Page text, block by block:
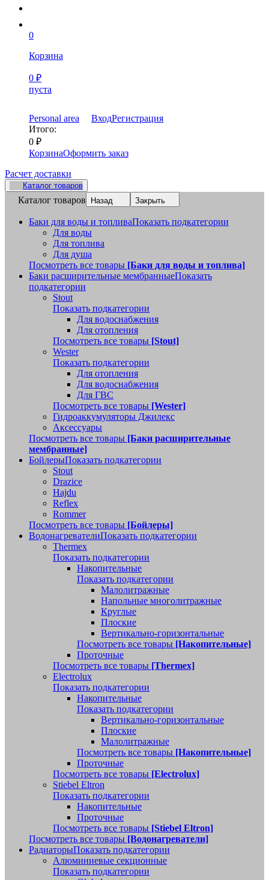
0
Корзина
0 ₽
пуста
Personal area ВходРегистрация
Итого:
0 ₽
КорзинаОформить заказ
Расчет доставки
Каталог товаров
Каталог товаров Назад Закрыть
Баки для воды и топливаПоказать подкатегории
Для воды
Для топлива
Для душа
Посмотреть все товары [Баки для воды и топлива]
Баки расширительные мембранныеПоказать
подкатегории
Stout
Показать подкатегории
Для водоснабжения
Для отопления
Посмотреть все товары [Stout]
Wester
Показать подкатегории
Для отопления
Для водоснабжения
Для ГВС
Посмотреть все товары [Wester]
Гидроаккумуляторы Джилекс
Аксессуары
Посмотреть все товары [Баки расширительные
мембранные]
БойлерыПоказать подкатегории
Stout
Drazice
Hajdu
Reflex
Rommer
Посмотреть все товары [Бойлеры]
ВодонагревателиПоказать подкатегории
Thermex
Показать подкатегории
Накопительные
Показать подкатегории
Малолитражные
Напольные многолитражные
Круглые
Плоские
Вертикально-горизонтальные
Посмотреть все товары [Накопительные]
Проточные
Посмотреть все товары [Thermex]
Electrolux
Показать подкатегории
Накопительные
Показать подкатегории
Вертикально-горизонтальные
Плоские
Малолитражные
Посмотреть все товары [Накопительные]
Проточные
Посмотреть все товары [Electrolux]
Stiebel Eltron
Показать подкатегории
Накопительные
Проточные
Посмотреть все товары [Stiebel Eltron]
Посмотреть все товары [Водонагреватели]
РадиаторыПоказать подкатегории
Алюминиевые секционные
Показать подкатегории